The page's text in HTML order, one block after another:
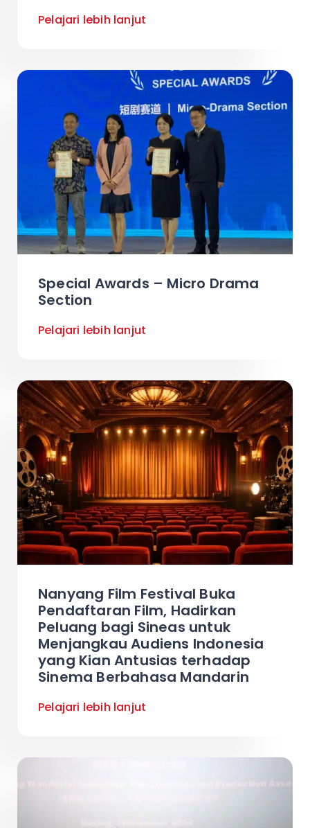
Pelajari lebih lanjut
Special Awards – Micro Drama
Section
Pelajari lebih lanjut
Nanyang Film Festival Buka
Pendaftaran Film, Hadirkan
Peluang bagi Sineas untuk
Menjangkau Audiens Indonesia
yang Kian Antusias terhadap
Sinema Berbahasa Mandarin
Pelajari lebih lanjut